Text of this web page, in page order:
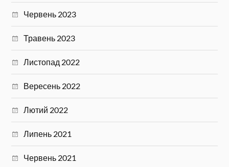
Червень 2023
Травень 2023
Листопад 2022
Вересень 2022
Лютий 2022
Липень 2021
Червень 2021